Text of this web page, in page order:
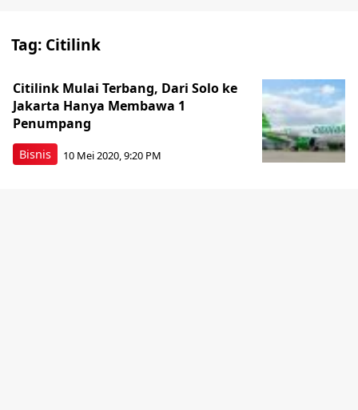
Tag: Citilink
Bisnis
Citilink Mulai Terbang, Dari Solo ke
Jakarta Hanya Membawa 1
Penumpang
10 Mei 2020, 9:20 PM